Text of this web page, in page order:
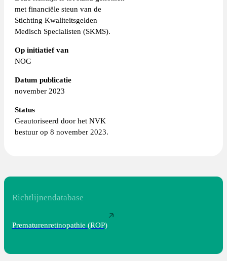
met financiële steun van de
Stichting Kwaliteitsgelden
Medisch Specialisten (SKMS).
Op initiatief van
NOG
Datum publicatie
november 2023
Status
Geautoriseerd door het NVK
bestuur op 8 november 2023.
Richtlijnendatabase
Prematurenretinopathie (ROP)